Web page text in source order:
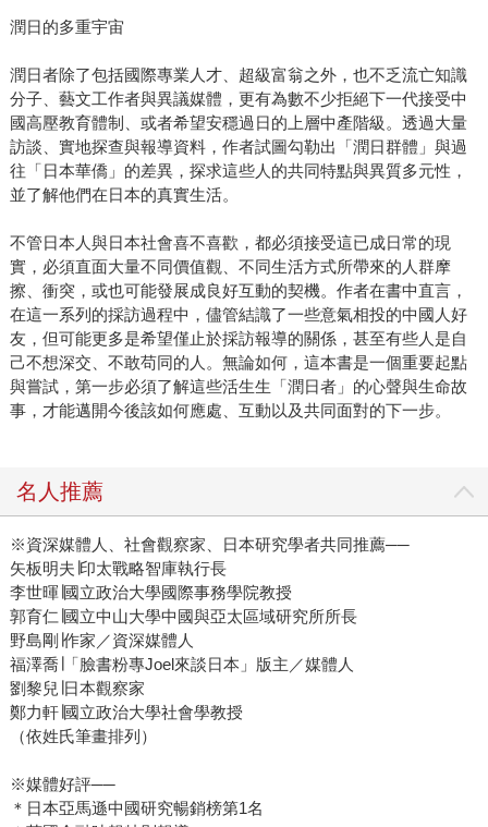
潤日的多重宇宙
潤日者除了包括國際專業人才、超級富翁之外，也不乏流亡知識
分子、藝文工作者與異議媒體，更有為數不少拒絕下一代接受中
國高壓教育體制、或者希望安穩過日的上層中產階級。透過大量
訪談、實地探查與報導資料，作者試圖勾勒出「潤日群體」與過
往「日本華僑」的差異，探求這些人的共同特點與異質多元性，
並了解他們在日本的真實生活。
不管日本人與日本社會喜不喜歡，都必須接受這已成日常的現
實，必須直面大量不同價值觀、不同生活方式所帶來的人群摩
擦、衝突，或也可能發展成良好互動的契機。作者在書中直言，
在這一系列的採訪過程中，儘管結識了一些意氣相投的中國人好
友，但可能更多是希望僅止於採訪報導的關係，甚至有些人是自
己不想深交、不敢苟同的人。無論如何，這本書是一個重要起點
與嘗試，第一步必須了解這些活生生「潤日者」的心聲與生命故
事，才能邁開今後該如何應處、互動以及共同面對的下一步。
名人推薦
※資深媒體人、社會觀察家、日本研究學者共同推薦──
矢板明夫∣印太戰略智庫執行長
李世暉∣國立政治大學國際事務學院教授
郭育仁∣國立中山大學中國與亞太區域研究所所長
野島剛∣作家／資深媒體人
福澤喬∣「臉書粉專Joel來談日本」版主／媒體人
劉黎兒∣日本觀察家
鄭力軒∣國立政治大學社會學教授
（依姓氏筆畫排列）
※媒體好評──
＊日本亞馬遜中國研究暢銷榜第1名